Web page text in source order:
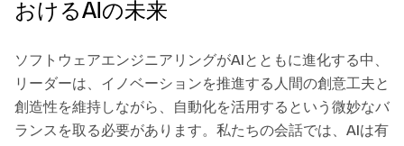
おけるAIの未来
ソフトウェアエンジニアリングがAIとともに進化する中、
リーダーは、イノベーションを推進する人間の創意工夫と
創造性を維持しながら、自動化を活用するという微妙なバ
ランスを取る必要があります。私たちの会話では、AIは有